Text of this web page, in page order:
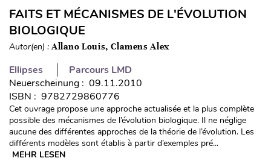
FAITS ET MÉCANISMES DE L'ÉVOLUTION
BIOLOGIQUE
Autor(en) :Allano Louis, Clamens Alex
Ellipses
Parcours LMD
Neuerscheinung : 09.11.2010
ISBN : 9782729860776
Cet ouvrage propose une approche actualisée et la plus complète
possible des mécanismes de l’évolution biologique. Il ne néglige
aucune des différentes approches de la théorie de l’évolution. Les
différents modèles sont établis à partir d’exemples pré...
MEHR LESEN